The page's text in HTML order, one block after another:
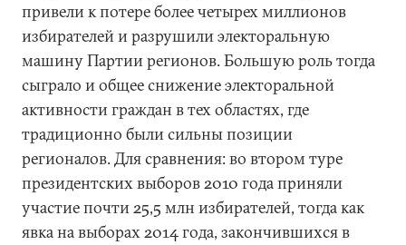
привели к потере более четырех миллионов
избирателей и разрушили электоральную
машину Партии регионов. Большую роль тогда
сыграло и общее снижение электоральной
активности граждан в тех областях, где
традиционно были сильны позиции
регионалов. Для сравнения: во втором туре
президентских выборов 2010 года приняли
участие почти 25,5 млн избирателей, тогда как
явка на выборах 2014 года, закончившихся в